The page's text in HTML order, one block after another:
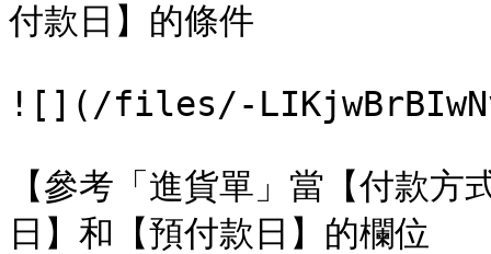
付款日】的條件
![](/files/-
【參考「進貨單」當【付款
日】和【預付款日】的欄位